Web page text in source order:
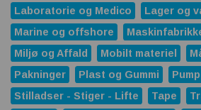
Laboratorie og Medico
Lager og
Marine og offshore
Miljø og Affald
Mobilt materiel
Pakninger
Plast og Gummi
Stilladser - Stiger - Lifte
Tape